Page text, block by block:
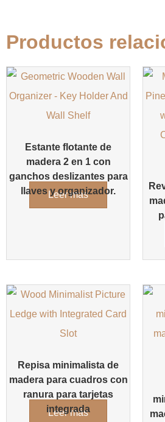
Productos
Estante flotante de
madera 2 en 1 con
ganchos deslizantes para
llaves y organizador.
Leer más
Repisa minimalista de
madera para cuadros con
ranura para tarjetas
integrada
Leer más